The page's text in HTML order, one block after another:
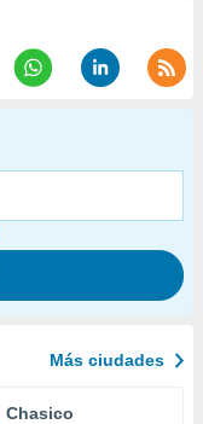
Más ciudades
Chasico